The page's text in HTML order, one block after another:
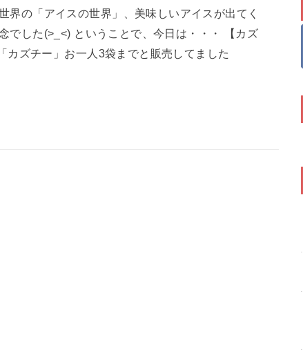
界の「アイスの世界」、美味しいアイスが出てく
でした(>_<) ということで、今日は・・・ 【カズ
チー」お一人3袋までと販売してました